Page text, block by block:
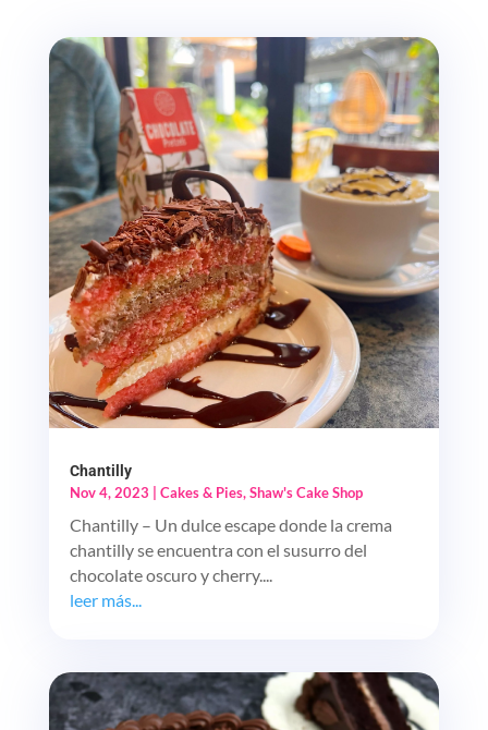
Chantilly
Nov 4, 2023
Cakes & Pies,Shaw's Cake Shop
Chantilly – Un dulce escape donde la crema
chantilly se encuentra con el susurro del
chocolate oscuro y cherry....
leer más...